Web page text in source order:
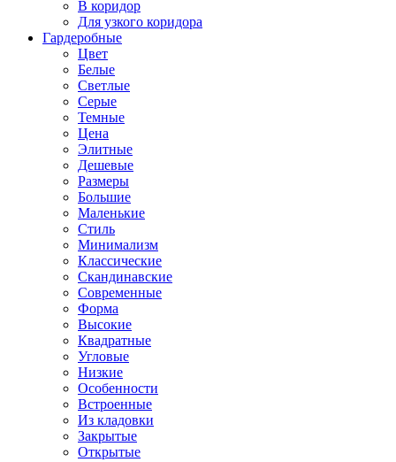
В коридор
Для узкого коридора
Гардеробные
Цвет
Белые
Светлые
Серые
Темные
Цена
Элитные
Дешевые
Размеры
Большие
Маленькие
Стиль
Минимализм
Классические
Скандинавские
Современные
Форма
Высокие
Квадратные
Угловые
Низкие
Особенности
Встроенные
Из кладовки
Закрытые
Открытые